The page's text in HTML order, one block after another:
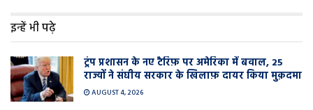
इन्हें भी पढ़े
ट्रंप प्रशासन के नए टैरिफ़ पर अमेरिका में बवाल, 25
राज्यों ने संघीय सरकार के खिलाफ़ दायर किया मुक़दमा
AUGUST 4, 2026